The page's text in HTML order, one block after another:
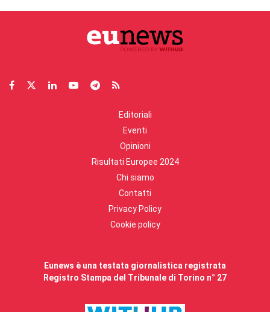
Editoriali
Eventi
Opinioni
Risultati Europee 2024
Chi siamo
Contatti
Privacy Policy
Cookie policy
Eunews è una testata giornalistica registrata
Registro Stampa del Tribunale di Torino n° 27